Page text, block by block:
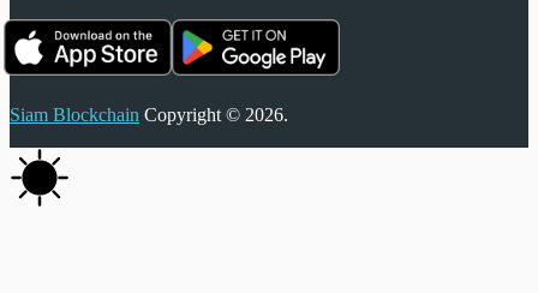
Siam Blockchain Copyright © 2026.